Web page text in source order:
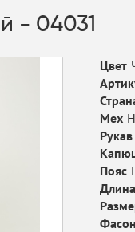
- 04031
Цвет
Мех
Рукав
Пояс
Фасон